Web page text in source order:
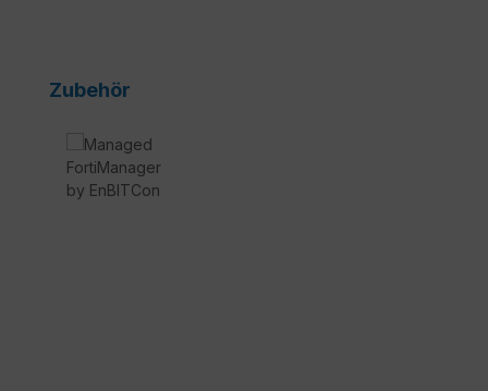
Produktgalerie überspringen
Zubehör